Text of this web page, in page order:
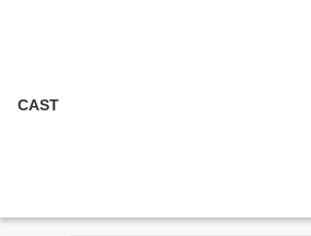
CAST